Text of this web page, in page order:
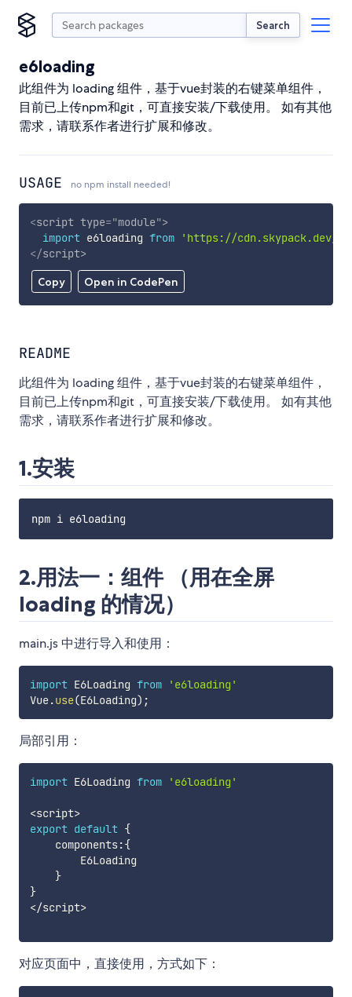
Search
e6loading
此组件为 loading 组件，基于vue封装的右键菜单组件，
目前已上传npm和git，可直接安装/下载使用。 如有其他
需求，请联系作者进行扩展和修改。
USAGE no npm install needed!
Copy Open in CodePen
<script type="module">
import e6loading from
'https://cdn.skypack.dev/
</script>
README
此组件为 loading 组件，基于vue封装的右键菜单组件，
目前已上传npm和git，可直接安装/下载使用。 如有其他
需求，请联系作者进行扩展和修改。
1.安装
2.用法一：组件 （用在全屏
loading 的情况）
main.js 中进行导入和使用：
import E6Loading from
'e6loading'
Vue.use(E6Loading) ;
局部引用：
import E6Loading from 'e6loading'
<script>
export default {
    components
:{
        E6Loading
}
}
</script>
对应页面中，直接使用，方式如下：